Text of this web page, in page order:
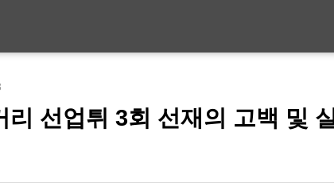
선업튀 3회 선재의 고백 및 실